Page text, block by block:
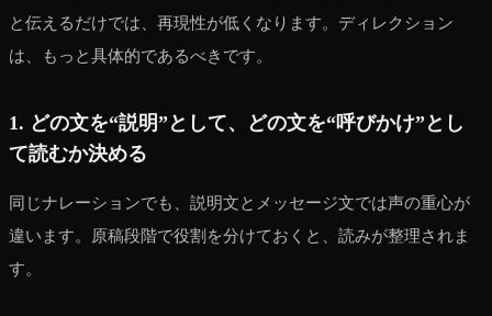
と伝えるだけでは、再現性が低くなります。ディレクション
は、もっと具体的であるべきです。
1. どの文を“説明”として、どの文を“呼びかけ”とし
て読むか決める
同じナレーションでも、説明文とメッセージ文では声の重心が
違います。原稿段階で役割を分けておくと、読みが整理されま
す。